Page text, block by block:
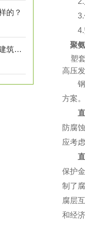
的？
直埋保温管道的原理及其在现代建筑中的应用
3.使
4.安
聚
塑套
高压
钢套
方案。
防腐
应考
保护
制了
腐层
和经